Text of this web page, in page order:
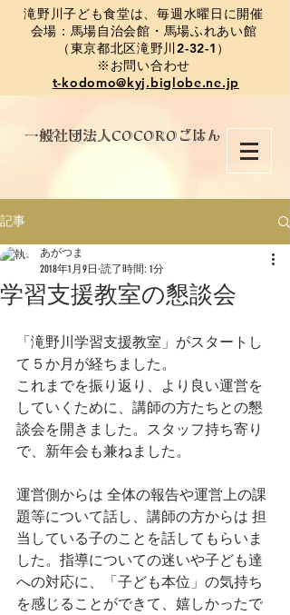
​滝野川子ども食堂は、毎週水曜日に開催
会場：馬場自治会館・馬場ふれあい館
（東京都北区滝野川2-32-1）
※お問い合わせ
t-kodomo@kyj.biglobe.ne.jp
​一般社団法人COCOROごはん
記事
学習支援教室の懇談会
あがつま
2018年1月9日 読了時間: 1分
「滝野川学習支援教室」がスタートし
て５か月が経ちました。
これまでを振り返り、より良い運営を
していくために、講師の方たちとの懇
談会を開きました。スタッフ持ち寄り
で、新年会も兼ねました。
運営側からは 全体の報告や運営上の課
題等について話し、講師の方からは 担
当している子のことを話してもらいま
した。指導についての迷いや子ども達
への対応に、「子ども本位」の気持ち
を感じることができて、嬉しかったで